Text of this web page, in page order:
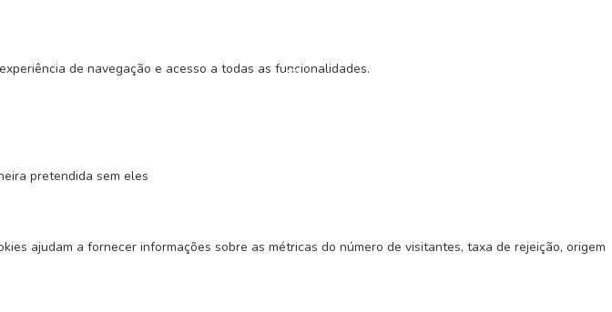
de navegação e acesso a todas as funcionalidades.
pretendida sem eles
ajudam a fornecer informações sobre as métricas do número de visitantes, taxa de rejeição, origem